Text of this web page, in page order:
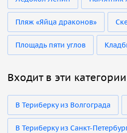
Пляж «Яйца драконов»
Площадь пяти углов
Входит в эти категории
В Териберку из Волгограда
В Териберку из Санкт-